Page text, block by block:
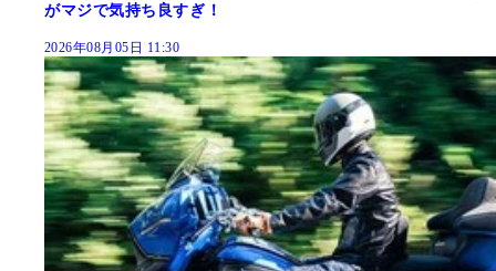
がマジで気持ち良すぎ！
2026年08月05日 11:30